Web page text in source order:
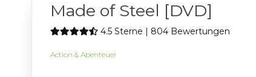
Made of Steel [DVD]
4.5 Sterne | 804 Bewertungen
Action & Abenteuer